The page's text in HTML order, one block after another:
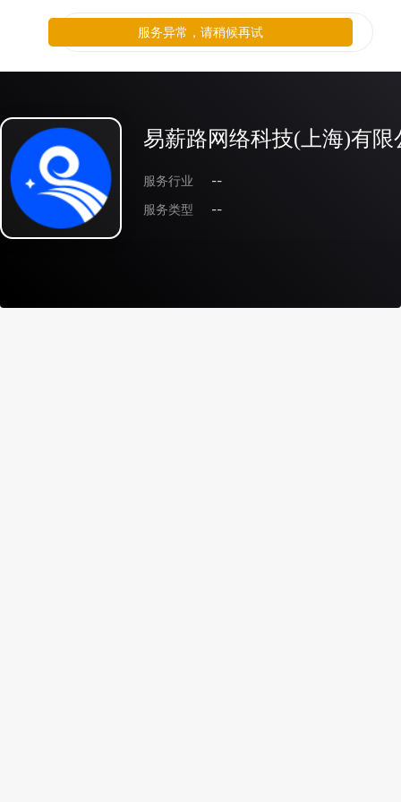
易薪路网络科技(上海)有限
服务行业
--
服务类型
--
服务异常，请稍候再试